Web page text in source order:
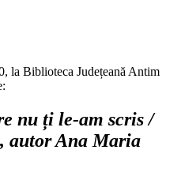
la Biblioteca Județeană Antim
nu ți le-am scris /
autor Ana Maria